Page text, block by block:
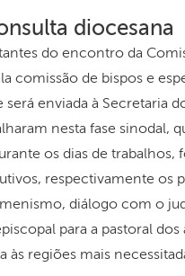
diocesana
do encontro da
comissão de bispos e
enviada à Secretaria
nesta fase sinodal,
os dias de trabalhos,
respectivamente os
diálogo com o
para a pastoral
às regiões mais